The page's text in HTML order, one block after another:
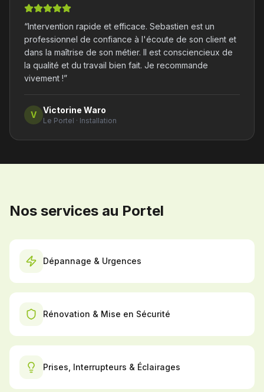
“Intervention rapide et efficace. Sebastien est un
professionnel de confiance à l'écoute de son client et
dans la maîtrise de son métier. Il est consciencieux de
la qualité et du travail bien fait. Je recommande
vivement !”
V Victorine Waro
Le Portel · Installation
Nos services au Portel
Dépannage & Urgences
Rénovation & Mise en Sécurité
Prises, Interrupteurs & Éclairages